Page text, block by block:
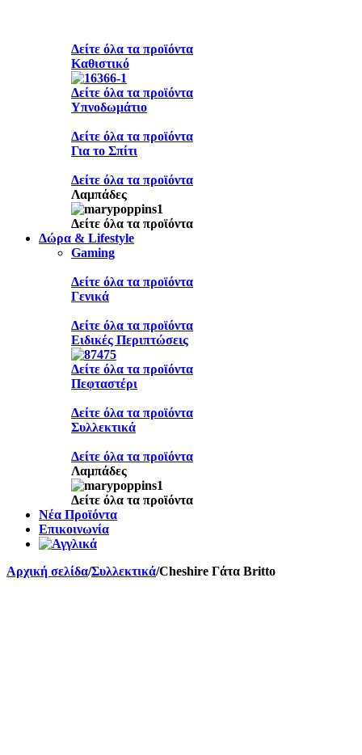
Δείτε όλα τα προϊόντα
Καθιστικό
Δείτε όλα τα προϊόντα
Υπνοδωμάτιο
Δείτε όλα τα προϊόντα
Για το Σπίτι
Δείτε όλα τα προϊόντα
Λαμπάδες
Δείτε όλα τα προϊόντα
Δώρα & Lifestyle
Gaming
Δείτε όλα τα προϊόντα
Γενικά
Δείτε όλα τα προϊόντα
Ειδικές Περιπτώσεις
Δείτε όλα τα προϊόντα
Πεφταστέρι
Δείτε όλα τα προϊόντα
Συλλεκτικά
Δείτε όλα τα προϊόντα
Λαμπάδες
Δείτε όλα τα προϊόντα
Νέα Προϊόντα
Επικοινωνία
Αρχική σελίδα/Συλλεκτικά/Cheshire Γάτα Britto